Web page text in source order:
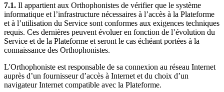
7.1. Il appartient aux Orthophonistes de vérifier que le système
informatique et l’infrastructure nécessaires à l’accès à la Plateforme
et à l’utilisation du Service sont conformes aux exigences techniques
requis. Ces dernières peuvent évoluer en fonction de l’évolution du
Service et de la Plateforme et seront le cas échéant portées à la
connaissance des Orthophonistes.
L'Orthophoniste est responsable de sa connexion au réseau Internet
auprès d’un fournisseur d’accès à Internet et du choix d’un
navigateur Internet compatible avec la Plateforme.